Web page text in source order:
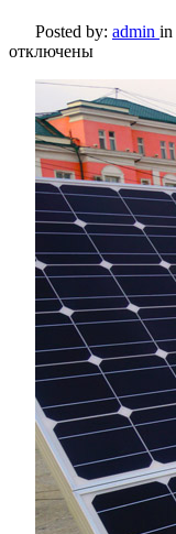
Posted by: admin in
отключены